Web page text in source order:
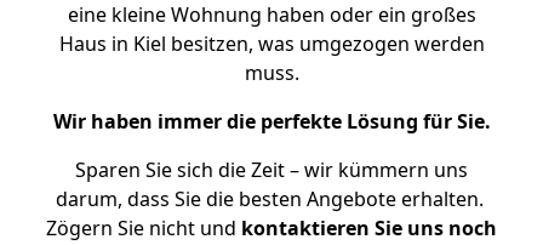
eine kleine Wohnung haben oder ein großes
Haus in Kiel besitzen, was umgezogen werden
muss.
Wir haben immer die perfekte Lösung für Sie.
Sparen Sie sich die Zeit – wir kümmern uns
darum, dass Sie die besten Angebote erhalten.
Zögern Sie nicht und kontaktieren Sie uns noch